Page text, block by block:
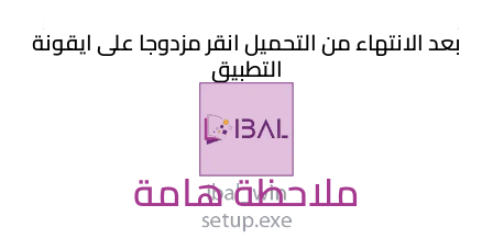
بعد الانتهاء من التحميل انقر مزدوجا على ايقونة
التطبيق
ملاحظة هامة